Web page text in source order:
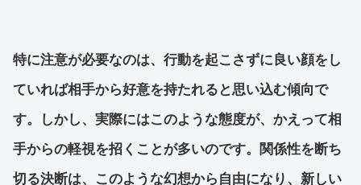
特に注意が必要なのは、行動を起こさずに良い顔をし
ていれば相手から好意を持たれると思い込む傾向で
す。しかし、実際にはこのような態度が、かえって相
手からの軽視を招くことが多いのです。関係性を断ち
切る決断は、このような幻想から自由になり、新しい